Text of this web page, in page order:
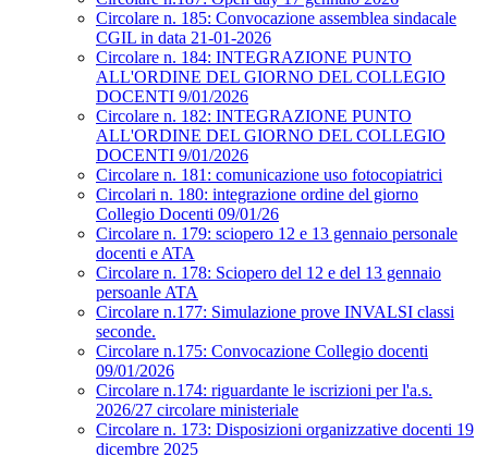
Circolare n. 185: Convocazione assemblea sindacale
CGIL in data 21-01-2026
Circolare n. 184: INTEGRAZIONE PUNTO
ALL'ORDINE DEL GIORNO DEL COLLEGIO
DOCENTI 9/01/2026
Circolare n. 182: INTEGRAZIONE PUNTO
ALL'ORDINE DEL GIORNO DEL COLLEGIO
DOCENTI 9/01/2026
Circolare n. 181: comunicazione uso fotocopiatrici
Circolari n. 180: integrazione ordine del giorno
Collegio Docenti 09/01/26
Circolare n. 179: sciopero 12 e 13 gennaio personale
docenti e ATA
Circolare n. 178: Sciopero del 12 e del 13 gennaio
persoanle ATA
Circolare n.177: Simulazione prove INVALSI classi
seconde.
Circolare n.175: Convocazione Collegio docenti
09/01/2026
Circolare n.174: riguardante le iscrizioni per l'a.s.
2026/27 circolare ministeriale
Circolare n. 173: Disposizioni organizzative docenti 19
dicembre 2025